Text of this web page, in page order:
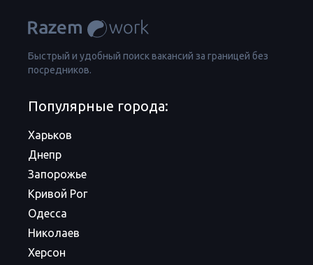
Быстрый и удобный поиск вакансий за границей без
посредников.
Популярные города:
Харьков
Днепр
Запорожье
Кривой Рог
Одесса
Николаев
Херсон